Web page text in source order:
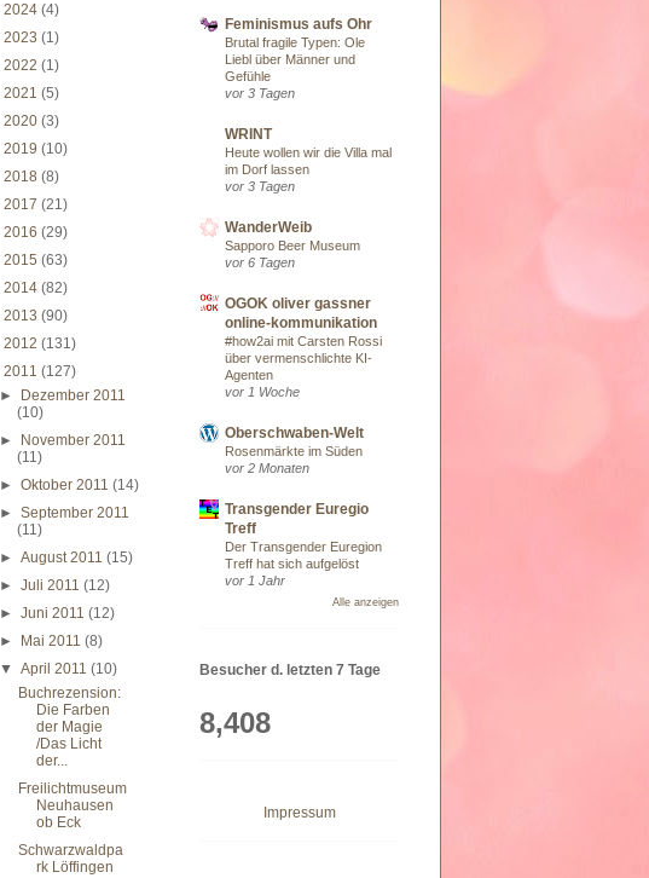
2024 (4)
2023 (1)
2022 (1)
2021 (5)
2020 (3)
2019 (10)
2018 (8)
2017 (21)
2016 (29)
2015 (63)
2014 (82)
2013 (90)
2012 (131)
2011 (127)
►
Dezember 2011
(10)
►
November 2011
(11)
►Oktober 2011(14)
►September 2011
(11)
►August 2011(15)
►Juli 2011(12)
►Juni 2011(12)
►
Mai 2011(8)
▼April 2011(10)
Buchrezension:
Die Farben
der Magie
/Das Licht
der...
Freilichtmuseum
Neuhausen
ob Eck
Schwarzwaldpa
rk Löffingen
Feminismus aufs Ohr
Brutal fragile Typen: Ole
Liebl über Männer und
Gefühle
vor 3 Tagen
WRINT
Heute wollen wir die Villa mal
im Dorf lassen
vor 3 Tagen
WanderWeib
Sapporo Beer Museum
vor 6 Tagen
OGOK oliver gassner
online-kommunikation
#how2ai mit Carsten Rossi
über vermenschlichte KI-
Agenten
vor 1 Woche
Oberschwaben-Welt
Rosenmärkte im Süden
vor 2 Monaten
Transgender Euregio
Treff
Der Transgender Euregion
Treff hat sich aufgelöst
vor 1 Jahr
Alle anzeigen
Besucher d. letzten 7 Tage
8,408
Impressum